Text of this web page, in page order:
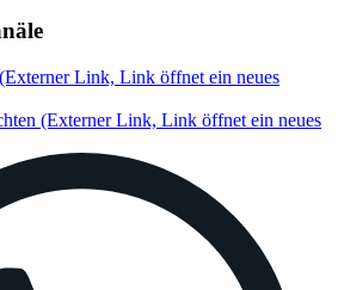
(Externer Link, Link öffnet ein neues
(Externer Link, Link öffnet ein neues